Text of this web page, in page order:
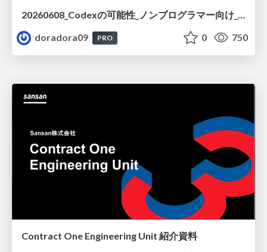
20260608_Codexの可能性_ノンプログラマー向け_大城追記
doradora09
PRO 0 750
Contract One Engineering Unit 紹介資料